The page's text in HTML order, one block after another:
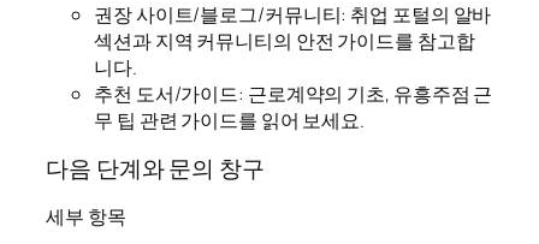
권장 사이트/블로그/커뮤니티: 취업 포털의 알바
섹션과 지역 커뮤니티의 안전 가이드를 참고합
니다.
추천 도서/가이드: 근로계약의 기초, 유흥주점 근
무 팁 관련 가이드를 읽어 보세요.
다음 단계와 문의 창구
세부 항목